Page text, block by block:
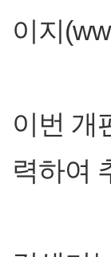
이지
이번 개
력하여